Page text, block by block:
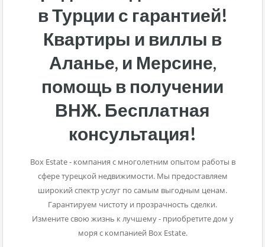
в Турции с гарантией!
Квартиры и виллы в
Аланье, и Мерсине,
помощь в получении
ВНЖ. Бесплатная
консультация!
Box Estate - компания с многолетним опытом работы в
сфере турецкой недвижимости. Мы предоставляем
широкий спектр услуг по самым выгодным ценам.
Гарантируем чистоту и прозрачность сделки.
Измените свою жизнь к лучшему - приобретите дом у
моря с компанией Box Estate.